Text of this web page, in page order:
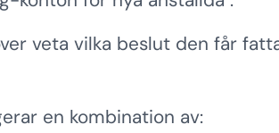
veta vilka beslut den får
en kombination av: